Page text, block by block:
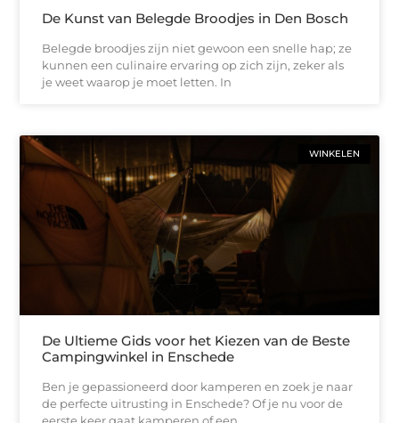
De Kunst van Belegde Broodjes in Den Bosch
Belegde broodjes zijn niet gewoon een snelle hap; ze
kunnen een culinaire ervaring op zich zijn, zeker als
je weet waarop je moet letten. In
WINKELEN
De Ultieme Gids voor het Kiezen van de Beste
Campingwinkel in Enschede
Ben je gepassioneerd door kamperen en zoek je naar
de perfecte uitrusting in Enschede? Of je nu voor de